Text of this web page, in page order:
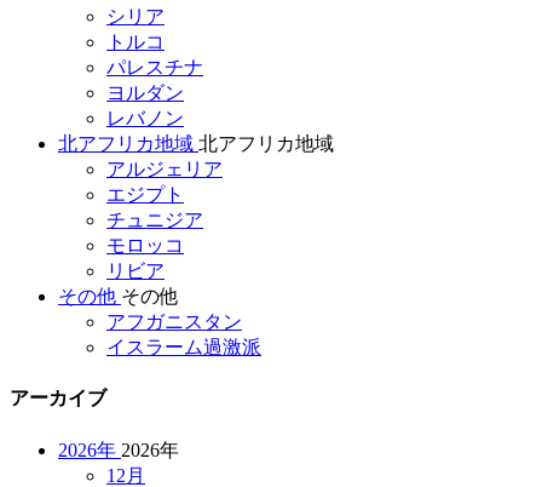
シリア
トルコ
パレスチナ
ヨルダン
レバノン
北アフリカ地域 北アフリカ地域
アルジェリア
エジプト
チュニジア
モロッコ
リビア
その他 その他
アフガニスタン
イスラーム過激派
アーカイブ
2026年 2026年
12月